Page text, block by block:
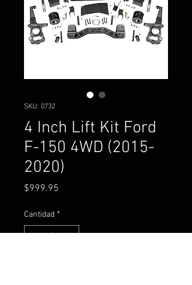
SKU: 0732
4 Inch Lift Kit Ford
F-150 4WD (2015-
2020)
$999.95
Cantidad *